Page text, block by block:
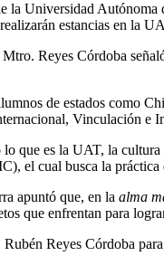
Universidad Autónoma
estancias en la
Reyes Córdoba
de estados como
Vinculación e
que es la UAT, la
el cual busca la
apuntó que, en la alma
que enfrentan para
Reyes Córdoba